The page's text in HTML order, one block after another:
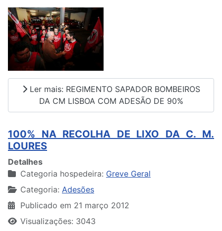
Ler mais: REGIMENTO SAPADOR BOMBEIROS
DA CM LISBOA COM ADESÃO DE 90%
100% NA RECOLHA DE LIXO DA C. M.
LOURES
Detalhes
Categoria hospedeira: Greve Geral
Categoria: Adesões
Publicado em 21 março 2012
Visualizações: 3043